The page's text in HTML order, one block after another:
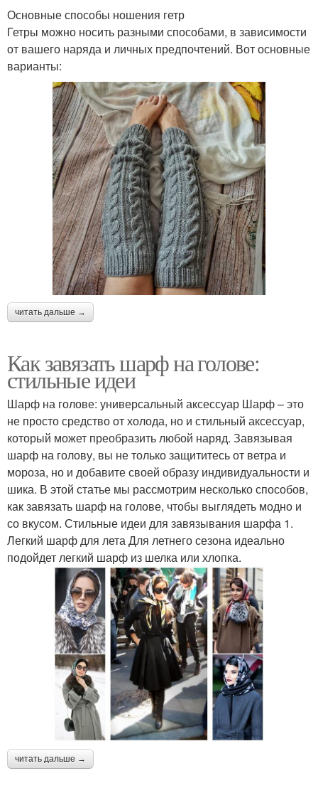
Основные способы ношения гетр
Гетры можно носить разными способами, в зависимости
от вашего наряда и личных предпочтений. Вот основные
варианты:
читать дальше →
Как завязать шарф на голове:
стильные идеи
Шарф на голове: универсальный аксессуар Шарф – это
не просто средство от холода, но и стильный аксессуар,
который может преобразить любой наряд. Завязывая
шарф на голову, вы не только защититесь от ветра и
мороза, но и добавите своей образу индивидуальности и
шика. В этой статье мы рассмотрим несколько способов,
как завязать шарф на голове, чтобы выглядеть модно и
со вкусом. Стильные идеи для завязывания шарфа 1.
Легкий шарф для лета Для летнего сезона идеально
подойдет легкий шарф из шелка или хлопка.
читать дальше →